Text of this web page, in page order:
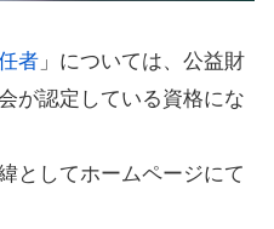
者 」については、公益財
が認定している資格にな
としてホームページにて